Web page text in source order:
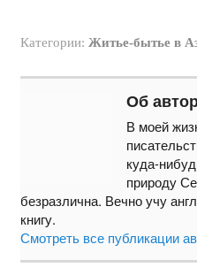
Категории: Житье-бытье в
Об
В моей
куда-
природу
безразлична. Вечно учу
книгу.
Смотреть все публикации